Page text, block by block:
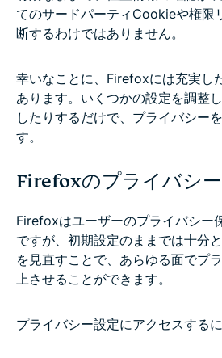
てのサードパーティCookieや権限
断するわけではありません。
幸いなことに、Firefoxには充実し
あります。いくつかの設定を調整
したりするだけで、プライバシー
す。
Firefoxのプライバシ
Firefoxはユーザーのプライバシー
ですが、初期設定のままでは十分
を見直すことで、あらゆる面でプ
上させることができます。
プライバシー設定にアクセスする